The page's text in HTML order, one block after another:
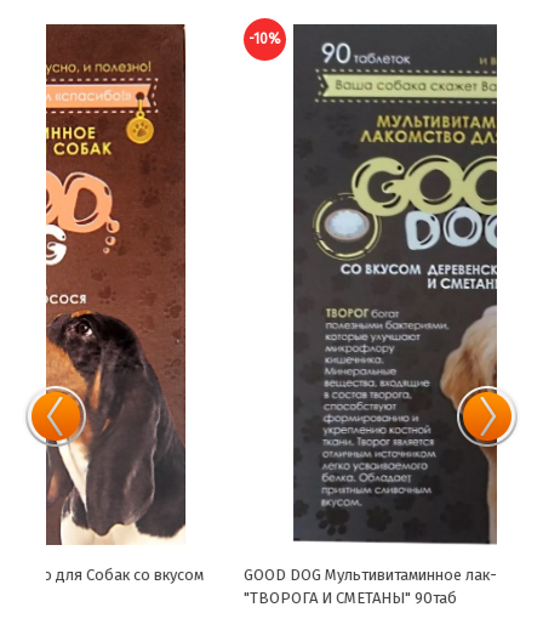
GOOD DOG Мультивитаминное лак-во для Собак со вкусом
"ТВОРОГА И СМЕТАНЫ" 90таб